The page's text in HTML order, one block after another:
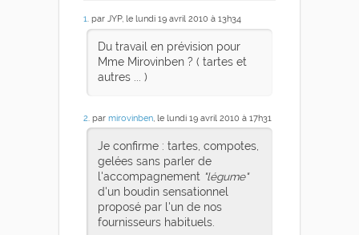
1. par JYP, le lundi 19 avril 2010 à 13h34
Du travail en prévision pour
Mme Mirovinben ? ( tartes et
autres ... )
2 . par mirovinben , le lundi 19 avril 2010 à 17h31
Je confirme : tartes, compotes,
gelées sans parler de
l'accompagnement "légume"
d'un boudin sensationnel
proposé par l'un de nos
fournisseurs habituels.